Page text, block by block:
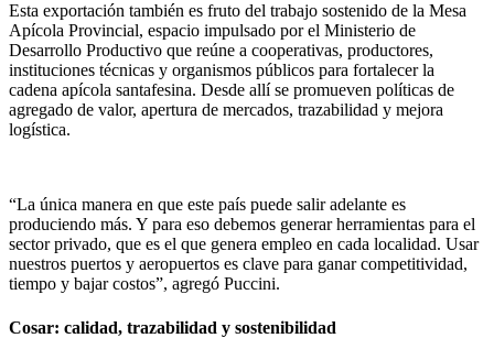
Esta exportación también es fruto del trabajo sostenido de la Mesa
Apícola Provincial, espacio impulsado por el Ministerio de
Desarrollo Productivo que reúne a cooperativas, productores,
instituciones técnicas y organismos públicos para fortalecer la
cadena apícola santafesina. Desde allí se promueven políticas de
agregado de valor, apertura de mercados, trazabilidad y mejora
logística.
“La única manera en que este país puede salir adelante es
produciendo más. Y para eso debemos generar herramientas para el
sector privado, que es el que genera empleo en cada localidad. Usar
nuestros puertos y aeropuertos es clave para ganar competitividad,
tiempo y bajar costos”, agregó Puccini.
Cosar: calidad, trazabilidad y sostenibilidad